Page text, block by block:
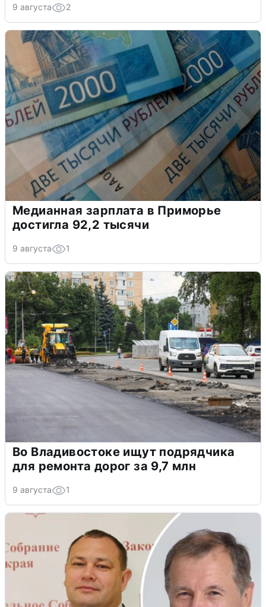
9 августа 2
Медианная зарплата в Приморье
достигла 92,2 тысячи
9 августа 1
Во Владивостоке ищут подрядчика
для ремонта дорог за 9,7 млн
9 августа 1